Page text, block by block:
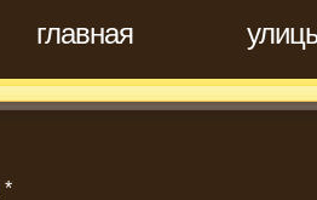
главная
*